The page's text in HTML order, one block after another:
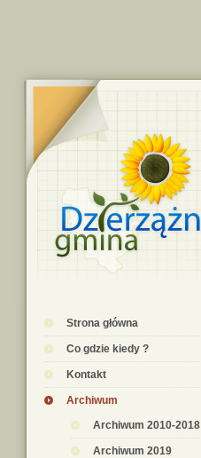
Strona główna
Co gdzie kiedy ?
Kontakt
Archiwum
Archiwum 2010-2018
Archiwum 2019